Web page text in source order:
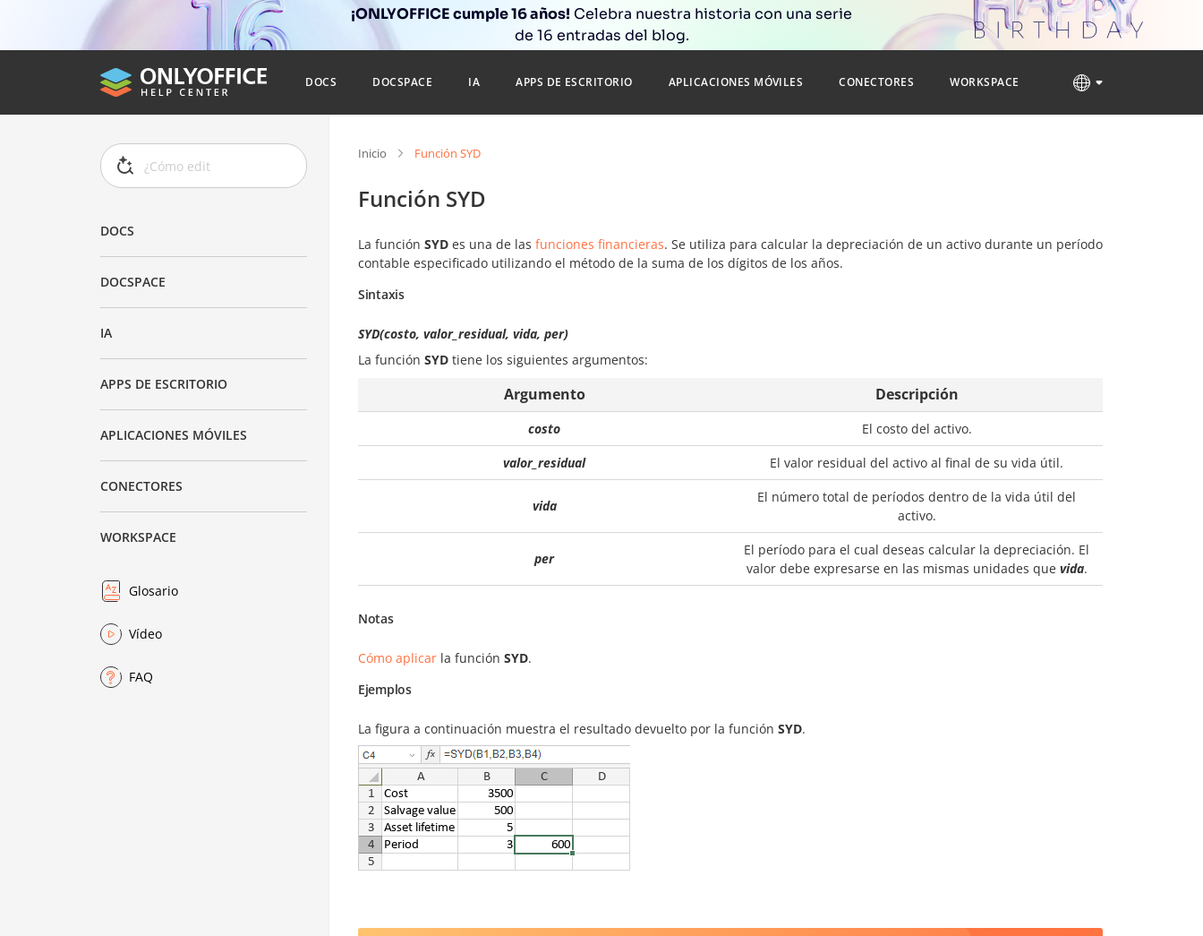
¡ONLYOFFICE cumple 16 años! Celebra nuestra historia con una serie
de 16 entradas del blog.
DOCS DOCSPACE IA APPS DE ESCRITORIO APLICACIONES MÓVILES CONECTORES WORKSPACE
DOCS
DOCSPACE
IA
APPS DE ESCRITORIO
APLICACIONES MÓVILES
CONECTORES
WORKSPACE
Glosario
Vídeo
FAQ
Inicio Función SYD
Función SYD
La función SYD es una de las funciones financieras. Se utiliza para calcular la depreciación de un activo durante un período
contable especificado utilizando el método de la suma de los dígitos de los años.
Sintaxis
SYD(costo, valor_residual, vida, per)
La función SYD tiene los siguientes argumentos:
Argumento Descripción
costo
El costo del activo.
valor_residual
El valor residual del activo al final de su vida útil.
vida
El número total de períodos dentro de la vida útil del
activo.
per
El período para el cual deseas calcular la depreciación. El
valor debe expresarse en las mismas unidades que vida.
Notas
Cómo aplicar la función SYD.
Ejemplos
La figura a continuación muestra el resultado devuelto por la función SYD.